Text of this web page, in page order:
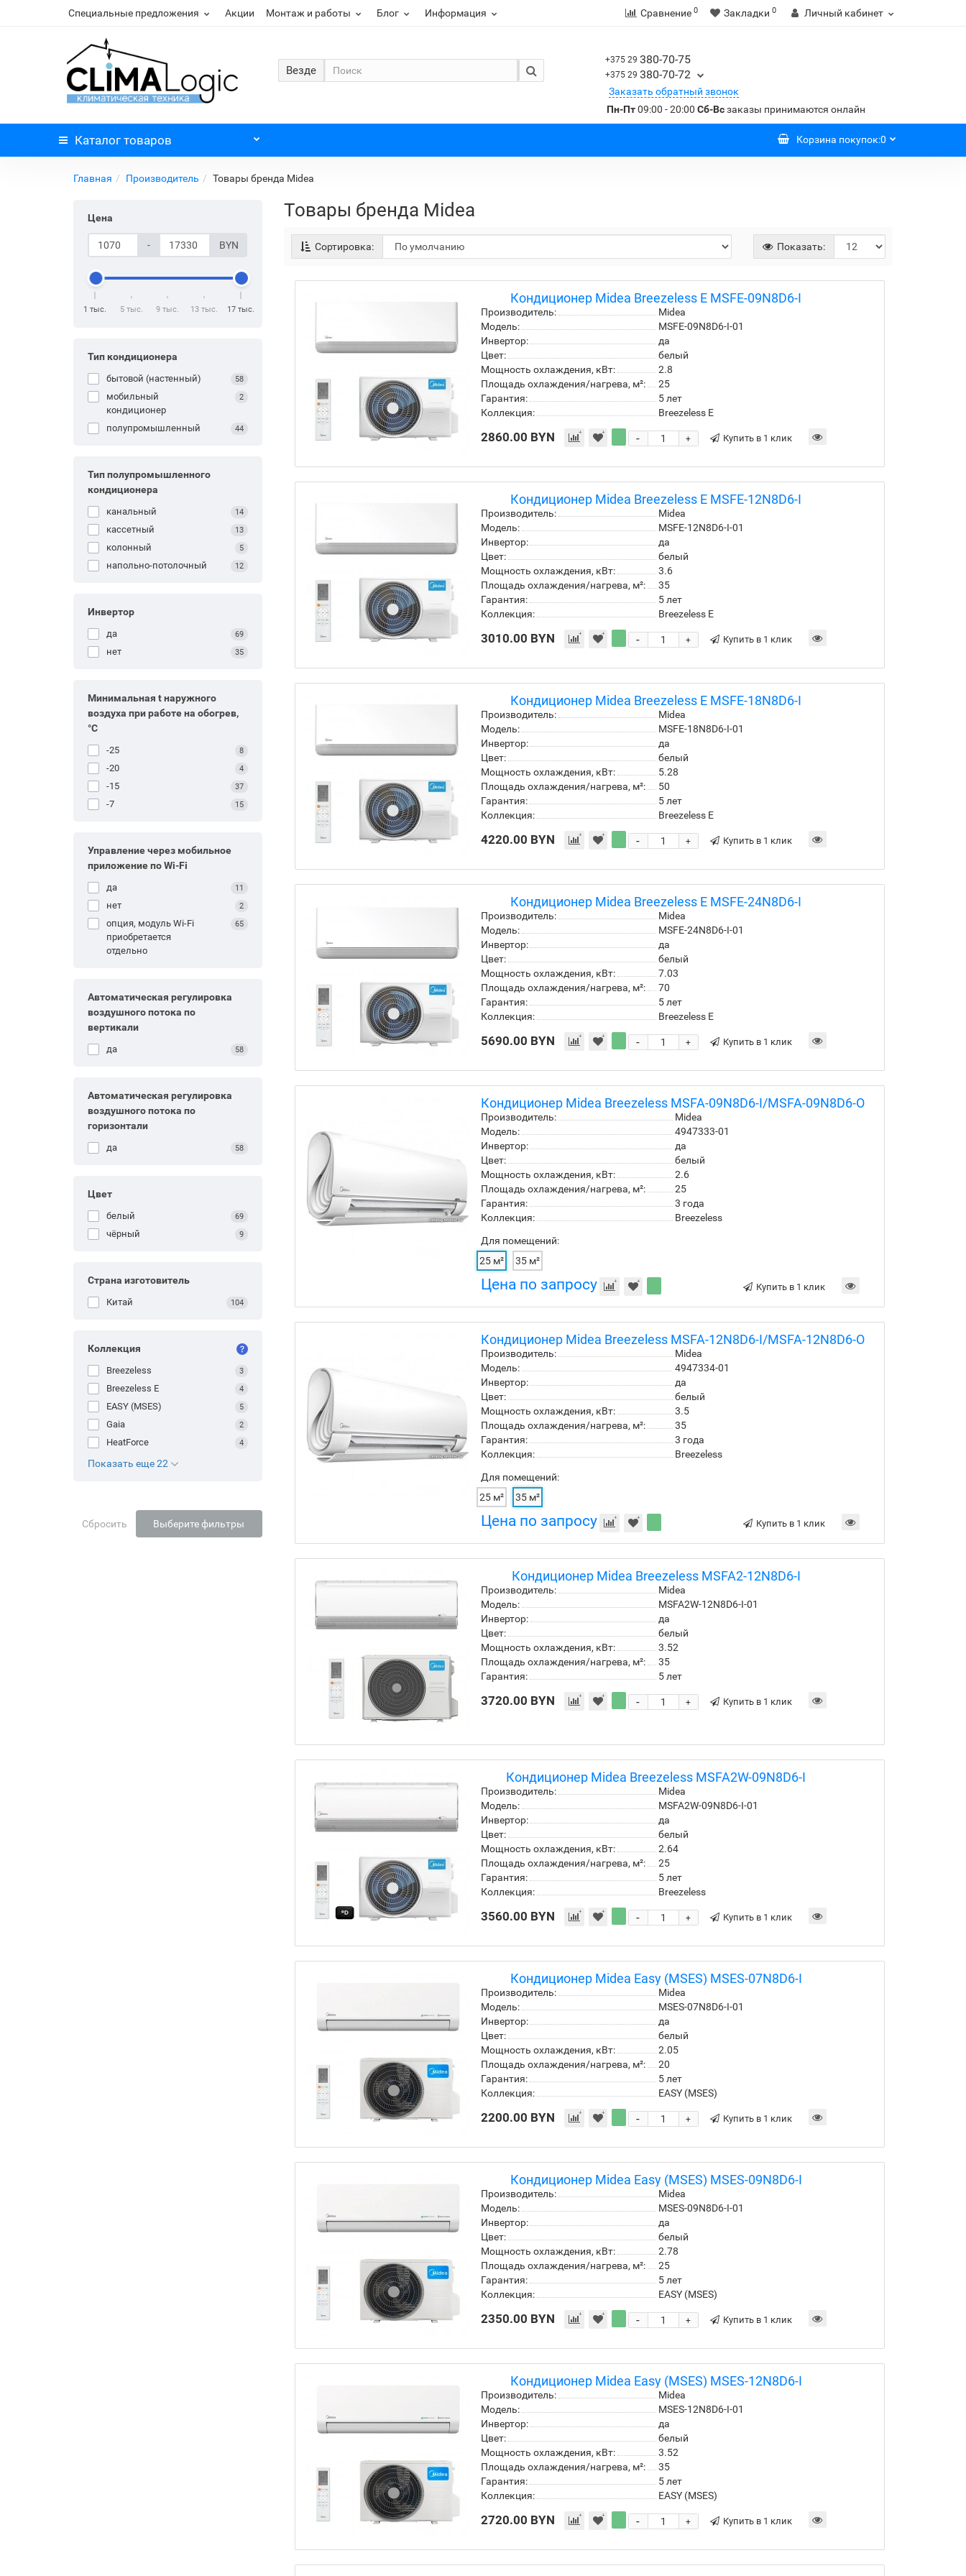
Специальные предложения Акции Монтаж и работы Блог Информация Сравнение 0 Закладки 0 Личный кабинет
Везде
+375 29 380-70-75
+375 29 380-70-72
Заказать обратный звонок
Пн-Пт09:00 - 20:00 Сб-Всзаказы принимаются онлайн
Каталог товаров Корзина покупок:0
Главная Производитель Товары бренда Midea
Цена
- BYN
1 тыс. 5 тыс. 9 тыс. 13 тыс. 17 тыс.
Тип кондиционера
бытовой (настенный) 58
мобильный
кондиционер
2
полупромышленный 44
Тип полупромышленного
кондиционера
канальный 14
кассетный 13
колонный 5
напольно-потолочный 12
Инвертор
да 69
нет 35
Минимальная t наружного
воздуха при работе на обогрев,
°С
-25 8
-20 4
-15 37
-7 15
Управление через мобильное
приложение по Wi-Fi
да 11
нет 2
опция, модуль Wi-Fi
приобретается
отдельно
65
Автоматическая регулировка
воздушного потока по
вертикали
да 58
Автоматическая регулировка
воздушного потока по
горизонтали
да 58
Цвет
белый 69
чёрный 9
Страна изготовитель
Китай 104
Коллекция
Breezeless 3
Breezeless E 4
EASY (MSES) 5
Gaia 2
HeatForce 4
Показать еще 22
Сбросить Выберите фильтры
Товары бренда Midea
Сортировка: Показать:
Кондиционер Midea Breezeless E MSFE-09N8D6-I
Производитель:
Midea
Модель:
MSFE-09N8D6-I-01
Инвертор:
да
Цвет:
белый
Мощность охлаждения, кВт:
2.8
Площадь охлаждения/нагрева, м²:
25
Гарантия:
5 лет
Коллекция:
Breezeless E
2860.00 BYN +
- Купить в 1 клик
Кондиционер Midea Breezeless E MSFE-12N8D6-I
Производитель:
Midea
Модель:
MSFE-12N8D6-I-01
Инвертор:
да
Цвет:
белый
Мощность охлаждения, кВт:
3.6
Площадь охлаждения/нагрева, м²:
35
Гарантия:
5 лет
Коллекция:
Breezeless E
3010.00 BYN +
- Купить в 1 клик
Кондиционер Midea Breezeless E MSFE-18N8D6-I
Производитель:
Midea
Модель:
MSFE-18N8D6-I-01
Инвертор:
да
Цвет:
белый
Мощность охлаждения, кВт:
5.28
Площадь охлаждения/нагрева, м²:
50
Гарантия:
5 лет
Коллекция:
Breezeless E
4220.00 BYN +
- Купить в 1 клик
Кондиционер Midea Breezeless E MSFE-24N8D6-I
Производитель:
Midea
Модель:
MSFE-24N8D6-I-01
Инвертор:
да
Цвет:
белый
Мощность охлаждения, кВт:
7.03
Площадь охлаждения/нагрева, м²:
70
Гарантия:
5 лет
Коллекция:
Breezeless E
5690.00 BYN +
- Купить в 1 клик
Кондиционер Midea Breezeless MSFA-09N8D6-I/MSFA-09N8D6-O
Производитель:
Midea
Модель:
4947333-01
Инвертор:
да
Цвет:
белый
Мощность охлаждения, кВт:
2.6
Площадь охлаждения/нагрева, м²:
25
Гарантия:
3 года
Коллекция:
Breezeless
Для помещений:
25 м²
35 м²
Цена по запросу Купить в 1 клик
Кондиционер Midea Breezeless MSFA-12N8D6-I/MSFA-12N8D6-O
Производитель:
Midea
Модель:
4947334-01
Инвертор:
да
Цвет:
белый
Мощность охлаждения, кВт:
3.5
Площадь охлаждения/нагрева, м²:
35
Гарантия:
3 года
Коллекция:
Breezeless
Для помещений:
25 м²
35 м²
Цена по запросу Купить в 1 клик
Кондиционер Midea Breezeless MSFA2-12N8D6-I
Производитель:
Midea
Модель:
MSFA2W-12N8D6-I-01
Инвертор:
да
Цвет:
белый
Мощность охлаждения, кВт:
3.52
Площадь охлаждения/нагрева, м²:
35
Гарантия:
5 лет
3720.00 BYN +
- Купить в 1 клик
Кондиционер Midea Breezeless MSFA2W-09N8D6-I
Производитель:
Midea
Модель:
MSFA2W-09N8D6-I-01
Инвертор:
да
Цвет:
белый
Мощность охлаждения, кВт:
2.64
Площадь охлаждения/нагрева, м²:
25
Гарантия:
5 лет
Коллекция:
Breezeless
3560.00 BYN +
- Купить в 1 клик
Кондиционер Midea Easy (MSES) MSES-07N8D6-I
Производитель:
Midea
Модель:
MSES-07N8D6-I-01
Инвертор:
да
Цвет:
белый
Мощность охлаждения, кВт:
2.05
Площадь охлаждения/нагрева, м²:
20
Гарантия:
5 лет
Коллекция:
EASY (MSES)
2200.00 BYN +
- Купить в 1 клик
Кондиционер Midea Easy (MSES) MSES-09N8D6-I
Производитель:
Midea
Модель:
MSES-09N8D6-I-01
Инвертор:
да
Цвет:
белый
Мощность охлаждения, кВт:
2.78
Площадь охлаждения/нагрева, м²:
25
Гарантия:
5 лет
Коллекция:
EASY (MSES)
2350.00 BYN +
- Купить в 1 клик
Кондиционер Midea Easy (MSES) MSES-12N8D6-I
Производитель:
Midea
Модель:
MSES-12N8D6-I-01
Инвертор:
да
Цвет:
белый
Мощность охлаждения, кВт:
3.52
Площадь охлаждения/нагрева, м²:
35
Гарантия:
5 лет
Коллекция:
EASY (MSES)
2720.00 BYN +
- Купить в 1 клик